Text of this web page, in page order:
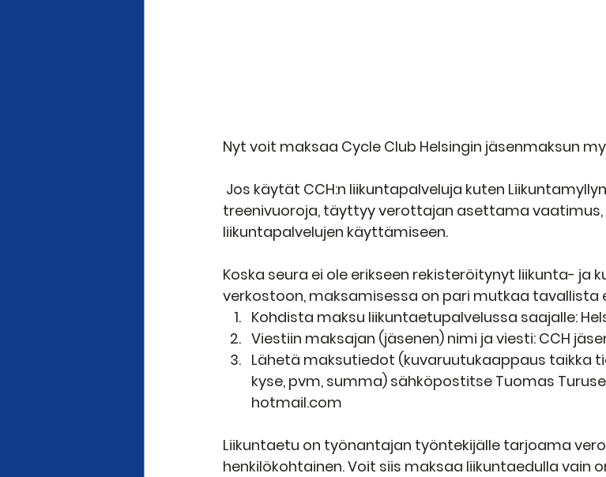
Nyt voit maksaa Cycle Club Helsingin jäsenmaksun
Jos käytät CCH:n liikuntapalveluja kuten
treenivuoroja, täyttyy verottajan asettama
liikuntapalvelujen käyttämiseen.
Koska seura ei ole erikseen rekisteröitynyt liikunta- ja
verkostoon, maksamisessa on pari mutkaa tavallista
Kohdista maksu liikuntaetupalvelussa saajalle:
Viestiin maksajan (jäsenen) nimi ja viesti: CCH
Lähetä maksutiedot (kuvaruutukaappaus taikka
kyse, pvm, summa) sähköpostitse Tuomas
hotmail.com
Liikuntaetu on työnantajan työntekijälle tarjoama
henkilökohtainen. Voit siis maksaa liikuntaedulla vain